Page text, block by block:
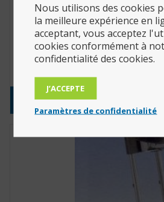
Tabouret assis-debout «
et repose-pied (Réf. : 724579)
Consulter le
Nous utilisons des cookies
la meilleure expérience en
acceptant, vous acceptez
cookies conformément à
confidentialité des cookies.
J’ACCEPTE
Paramètres de confidentialité